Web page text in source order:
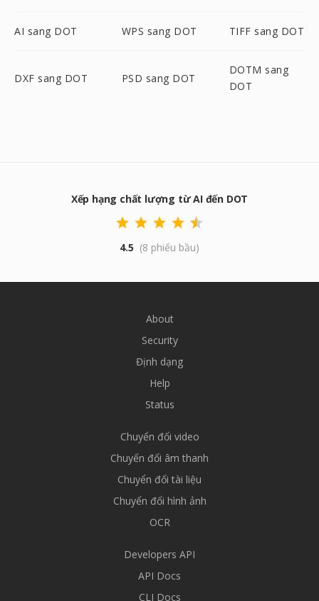
AI sang DOT WPS sang DOT TIFF sang DOT
DXF sang DOT PSD sang DOT
DOTM sang
DOT
Xếp hạng chất lượng từ AI đến DOT
4.5 (8 phiếu bầu)
About
Security
Định dạng
Help
Status
Chuyển đổi video
Chuyển đổi âm thanh
Chuyển đổi tài liệu
Chuyển đổi hình ảnh
OCR
Developers API
API Docs
CLI Docs